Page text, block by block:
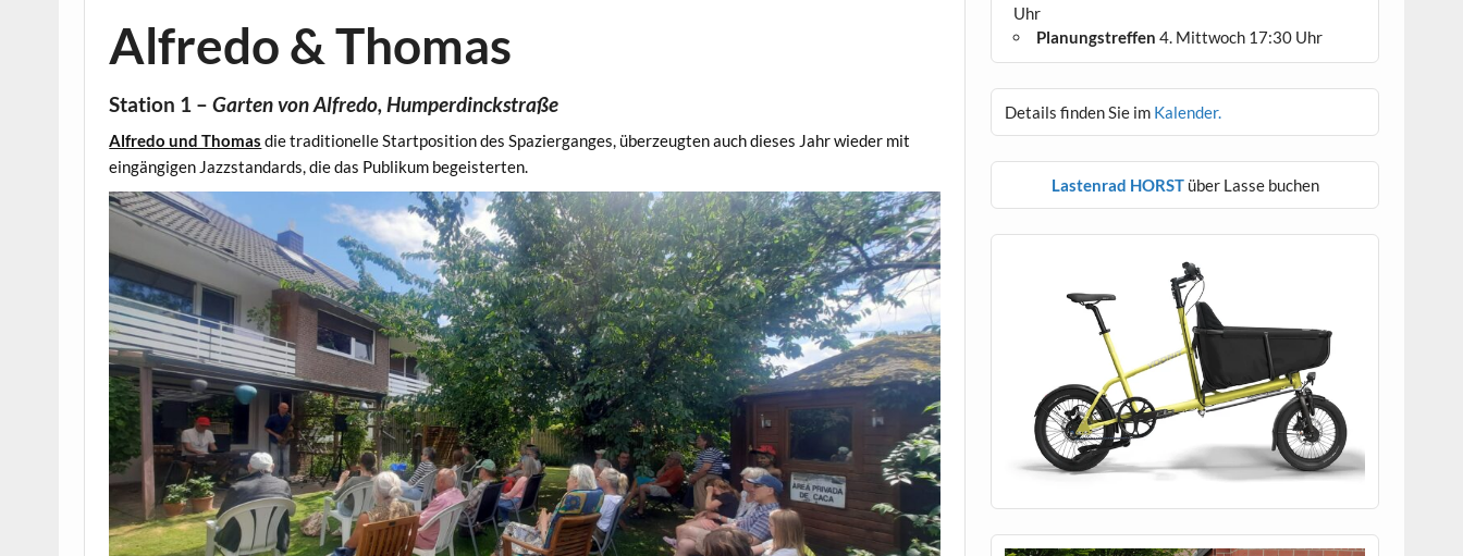
Alfredo & Thomas
Station 1 –Garten von Alfredo, Humperdinckstraße
Alfredo und Thomas die traditionelle Startposition des Spazierganges, überzeugten auch dieses Jahr wieder mit
eingängigen Jazzstandards, die das Publikum begeisterten.
Uhr
Planungstreffen 4. Mittwoch 17:30 Uhr
Details finden Sie im Kalender.
Lastenrad HORST über Lasse buchen